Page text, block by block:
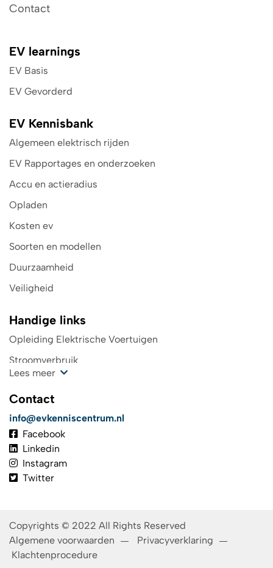
Contact
EV learnings
EV Basis
EV Gevorderd
EV Kennisbank
Algemeen elektrisch rijden
EV Rapportages en onderzoeken
Accu en actieradius
Opladen
Kosten ev
Soorten en modellen
Duurzaamheid
Veiligheid
Handige links
Opleiding Elektrische Voertuigen
Stroomverbruik
Wegenbelasting
Top 4 laadpas elektrische auto
De toekomst in elektrisch rijden
TCO
Investeringsaftrek
Lees meer
Contact
info@evkenniscentrum.nl
Facebook
Linkedin
Instagram
Twitter
Copyrights © 2022 All Rights Reserved
Algemene voorwaarden
Privacyverklaring
Klachtenprocedure